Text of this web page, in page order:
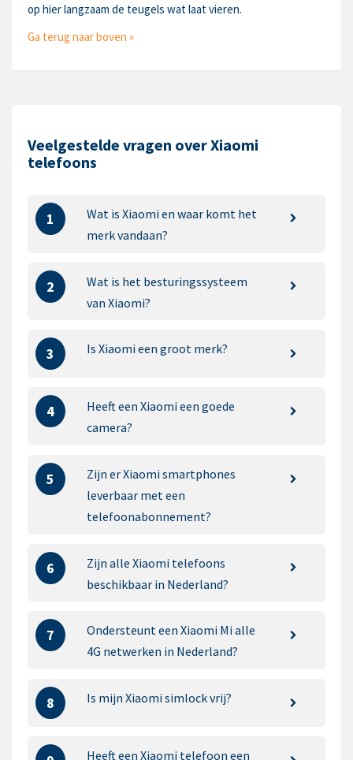
op hier langzaam de teugels wat laat vieren.
Ga terug naar boven »
Veelgestelde vragen over Xiaomi
telefoons
1
Wat is Xiaomi en waar komt het
merk vandaan?
2
Wat is het besturingssysteem
van Xiaomi?
3 Is Xiaomi een groot merk?
4
Heeft een Xiaomi een goede
camera?
5
Zijn er Xiaomi smartphones
leverbaar met een
telefoonabonnement?
6
Zijn alle Xiaomi telefoons
beschikbaar in Nederland?
7
Ondersteunt een Xiaomi Mi alle
4G netwerken in Nederland?
8 Is mijn Xiaomi simlock vrij?
Heeft een Xiaomi telefoon een